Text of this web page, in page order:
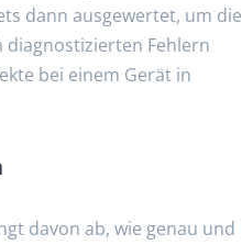
dann ausgewertet, um die
diagnostizierten Fehlern
bei einem Gerät in
davon ab, wie genau und